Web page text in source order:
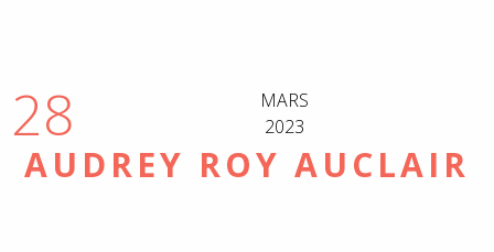
28
MARS
2023
AUDREY ROY AUCLAIR